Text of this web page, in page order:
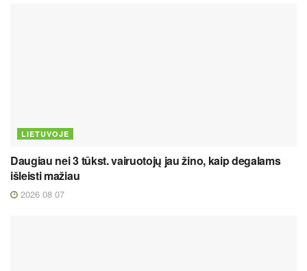
LIETUVOJE
Daugiau nei 3 tūkst. vairuotojų jau žino, kaip degalams
išleisti mažiau
2026 08 07